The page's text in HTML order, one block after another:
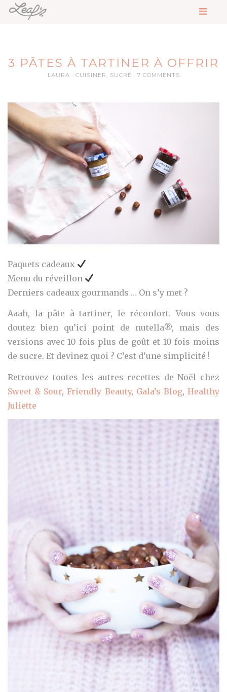
3 PÂTES À TARTINER À OFFRIR
LAURA CUISINER , SUCRÉ 7 COMMENTS
Paquets cadeaux
Menu du réveillon
Derniers cadeaux gourmands … On s’y met ?
Aaah, la pâte à tartiner, le réconfort. Vous vous
doutez bien qu’ici point de nutella®, mais des
versions avec 10 fois plus de goût et 10 fois moins
de sucre. Et devinez quoi ? C’est d’une simplicité !
Retrouvez toutes les autres recettes de Noël chez
Sweet & Sour,Friendly Beauty, Gala’s Blog,Healthy
Juliette